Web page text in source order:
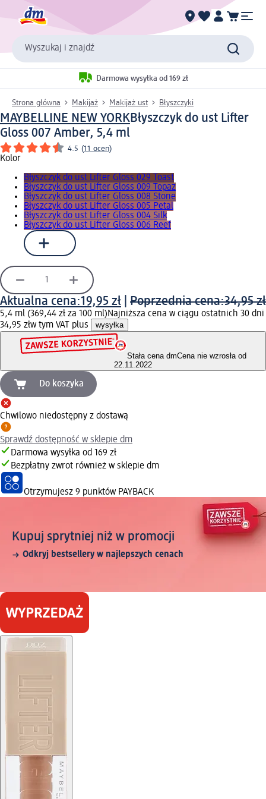
Wyszukaj i znajdź
Darmowa wysyłka od 169 zł
Strona główna Makijaż Makijaż ust Błyszczyki
MAYBELLINE NEW YORKBłyszczyk do ust Lifter
Gloss 007 Amber, 5,4 ml
4.5 (11 ocen)
Kolor
Błyszczyk do ust Lifter Gloss 029 Toast
Błyszczyk do ust Lifter Gloss 009 Topaz
Błyszczyk do ust Lifter Gloss 008 Stone
Błyszczyk do ust Lifter Gloss 005 Petal
Błyszczyk do ust Lifter Gloss 004 Silk
Błyszczyk do ust Lifter Gloss 006 Reef
Aktualna cena:19,95 zł Poprzednia cena:34,95 zł
5,4 ml (369,44 zł za 100 ml)Najniższa cena w ciągu ostatnich 30 dni
34,95 złw tym VAT plus wysyłka
Stała cena dmCena nie wzrosła od
22.11.2022
Do koszyka
Chwilowo niedostępny z dostawą
Sprawdź dostępność w sklepie dm
Darmowa wysyłka od 169 zł
Bezpłatny zwrot również w sklepie dm
Otrzymujesz 9 punktów PAYBACK
Kupuj sprytniej niż w promocji
Odkryj bestsellery w najlepszych cenach